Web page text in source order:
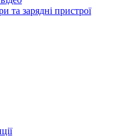
та зарядні пристрої